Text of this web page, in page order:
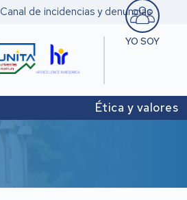
Canal de incidencias y denuncias
YO SOY
Pers.
Ética y valores